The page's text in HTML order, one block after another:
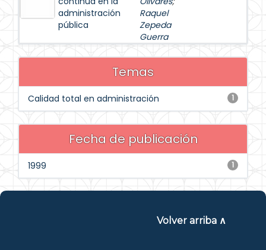
administración
pública
Raquel
Zepeda
Guerra
Temas
1
Calidad total en administración
Fecha de publicación
1
1999
Volver arriba ∧